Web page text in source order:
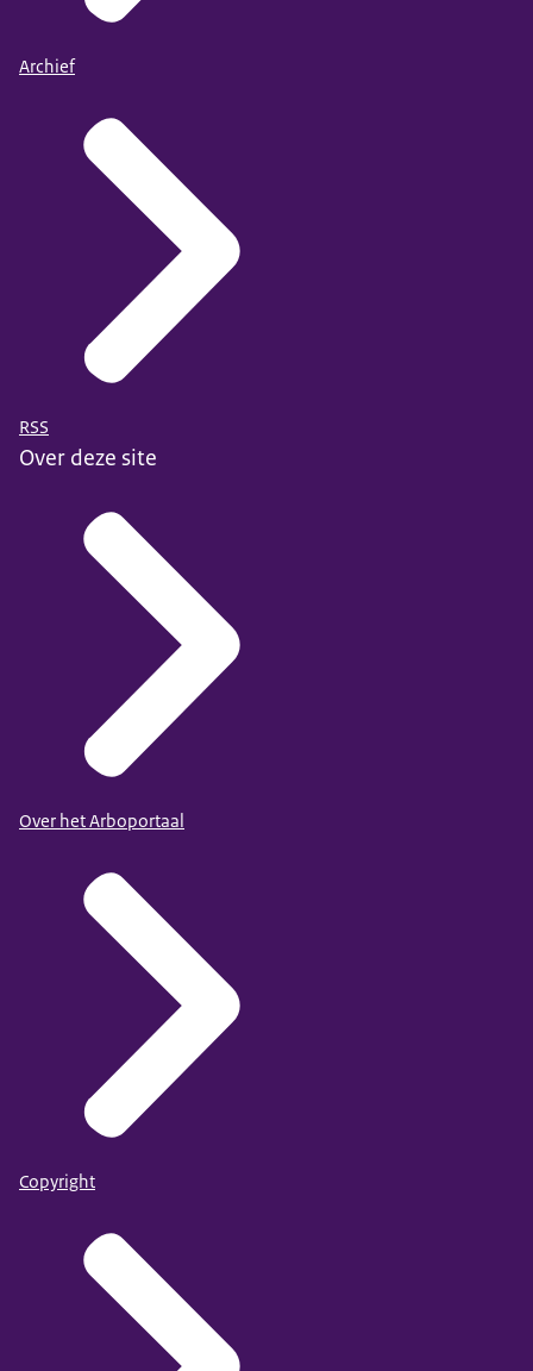
Archief
RSS
Over deze site
Over het Arboportaal
Copyright